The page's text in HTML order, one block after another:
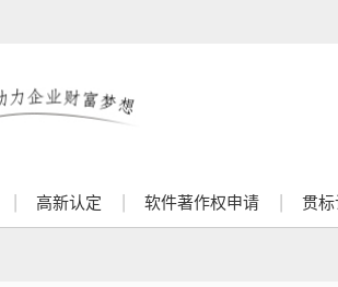
高新认定 软件著作权申请 贯标